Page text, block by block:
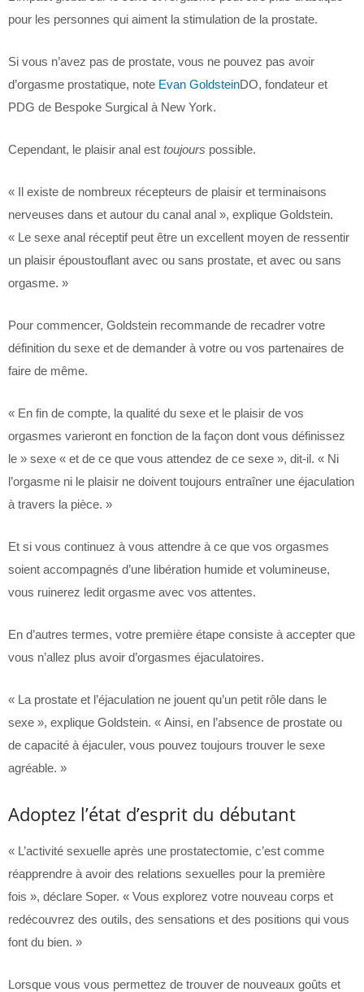
pour les personnes qui aiment la stimulation de la prostate.
Si vous n’avez pas de prostate, vous ne pouvez pas avoir
d’orgasme prostatique, note Evan GoldsteinDO, fondateur et
PDG de Bespoke Surgical à New York.
Cependant, le plaisir anal est toujours possible.
« Il existe de nombreux récepteurs de plaisir et terminaisons
nerveuses dans et autour du canal anal », explique Goldstein.
« Le sexe anal réceptif peut être un excellent moyen de ressentir
un plaisir époustouflant avec ou sans prostate, et avec ou sans
orgasme. »
Pour commencer, Goldstein recommande de recadrer votre
définition du sexe et de demander à votre ou vos partenaires de
faire de même.
« En fin de compte, la qualité du sexe et le plaisir de vos
orgasmes varieront en fonction de la façon dont vous définissez
le » sexe « et de ce que vous attendez de ce sexe », dit-il. « Ni
l’orgasme ni le plaisir ne doivent toujours entraîner une éjaculation
à travers la pièce. »
Et si vous continuez à vous attendre à ce que vos orgasmes
soient accompagnés d’une libération humide et volumineuse,
vous ruinerez ledit orgasme avec vos attentes.
En d’autres termes, votre première étape consiste à accepter que
vous n’allez plus avoir d’orgasmes éjaculatoires.
« La prostate et l’éjaculation ne jouent qu’un petit rôle dans le
sexe », explique Goldstein. « Ainsi, en l’absence de prostate ou
de capacité à éjaculer, vous pouvez toujours trouver le sexe
agréable. »
Adoptez l’état d’esprit du débutant
« L’activité sexuelle après une prostatectomie, c’est comme
réapprendre à avoir des relations sexuelles pour la première
fois », déclare Soper. « Vous explorez votre nouveau corps et
redécouvrez des outils, des sensations et des positions qui vous
font du bien. »
Lorsque vous vous permettez de trouver de nouveaux goûts et